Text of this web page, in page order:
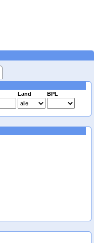
Land BPL